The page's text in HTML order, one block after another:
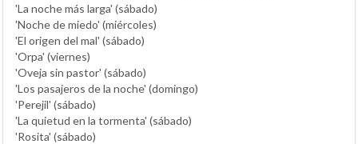
'La noche más larga' (sábado)
'Noche de miedo' (miércoles)
'El origen del mal' (sábado)
'Orpa' (viernes)
'Oveja sin pastor' (sábado)
'Los pasajeros de la noche' (domingo)
'Perejil' (sábado)
'La quietud en la tormenta' (sábado)
'Rosita' (sábado)